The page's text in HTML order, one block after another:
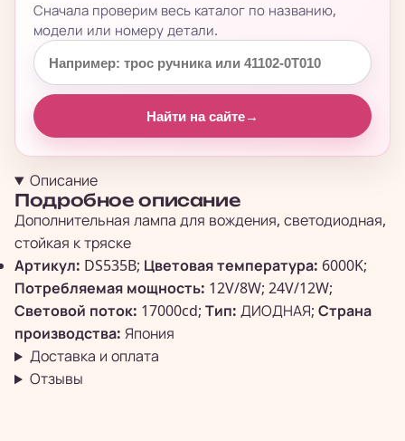
Сначала проверим весь каталог по названию,
модели или номеру детали.
Найти на сайте→
Описание
Подробное описание
Дополнительная лампа для вождения, светодиодная,
стойкая к тряске
Артикул: DS535B; Цветовая температура: 6000K;
Потребляемая мощность: 12V/8W; 24V/12W;
Световой поток: 17000cd; Тип: ДИОДНАЯ; Страна
производства: Япония
Доставка и оплата
Отзывы